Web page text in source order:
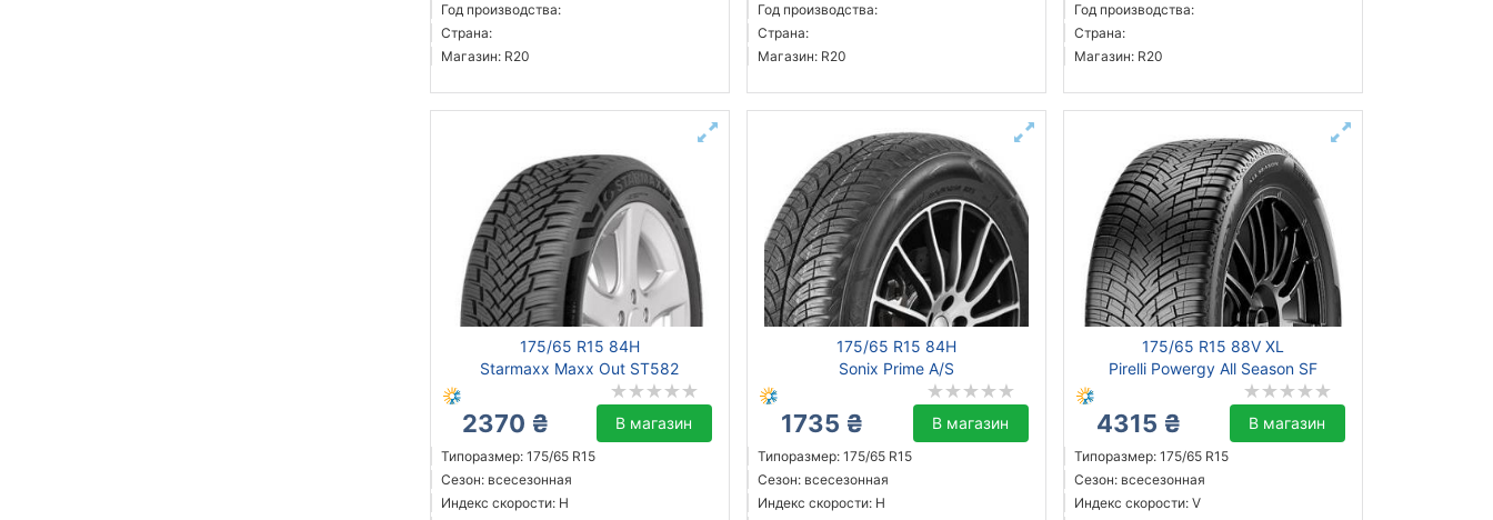
Год производства:
Страна:
Магазин: R20
Год производства:
Страна:
Магазин: R20
Год производства:
Страна:
Магазин: R20
175/65 R15 84H
Starmaxx Maxx Out ST582
2370 ₴ В магазин
Типоразмер: 175/65 R15
Сезон: всесезонная
Индекс скорости: H
175/65 R15 84H
Sonix Prime A/S
1735 ₴ В магазин
Типоразмер: 175/65 R15
Сезон: всесезонная
Индекс скорости: H
175/65 R15 88V XL
Pirelli Powergy All Season SF
4315 ₴ В магазин
Типоразмер: 175/65 R15
Сезон: всесезонная
Индекс скорости: V